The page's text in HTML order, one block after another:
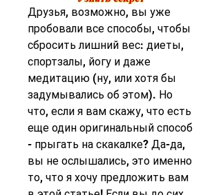
Друзья, возможно, вы уже
пробовали все способы, чтобы
сбросить лишний вес: диеты,
спортзалы, йогу и даже
медитацию (ну, или хотя бы
задумывались об этом). Но
что, если я вам скажу, что есть
еще один оригинальный способ
- прыгать на скакалке? Да-да,
вы не ослышались, это именно
то, что я хочу предложить вам